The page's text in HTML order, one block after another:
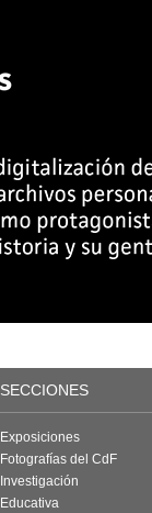
SECCIONES
Exposiciones
Fotografías del CdF
Investigación
Educativa